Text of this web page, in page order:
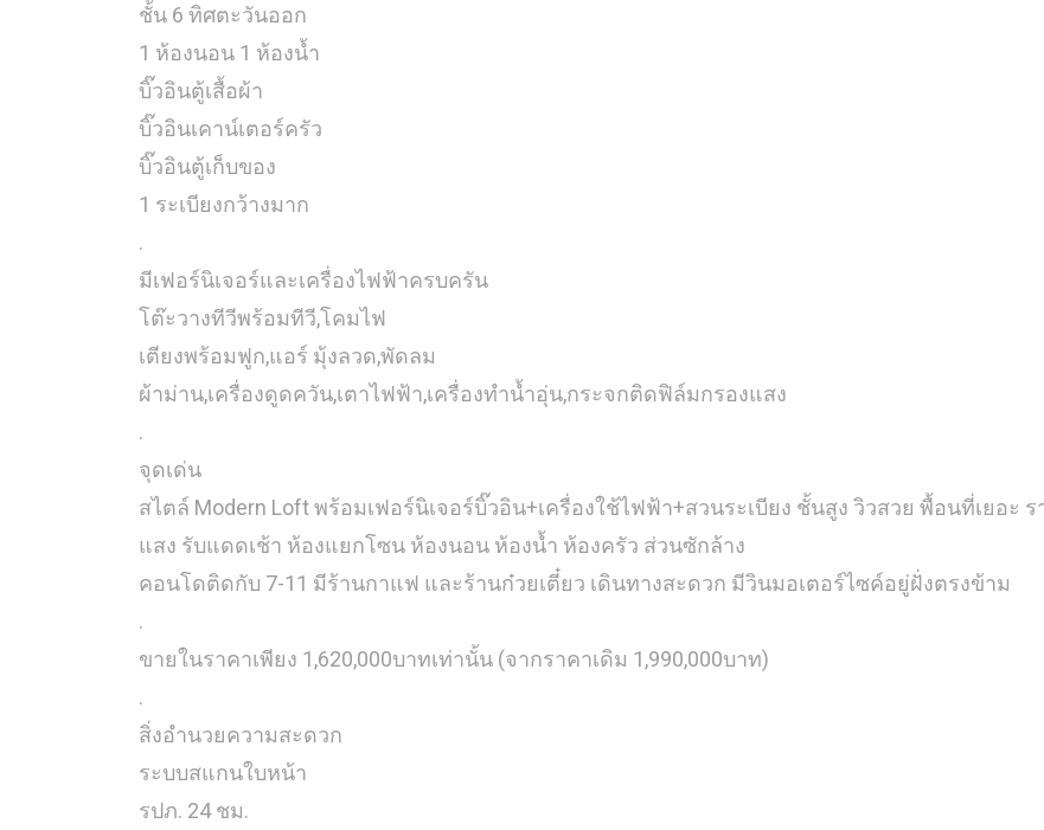
ชั้น 6 ทิศตะวันออก
1 ห้องนอน 1 ห้องน้ำ
บิ๊วอินตู้เสื้อผ้า
บิ๊วอินเคาน์เตอร์ครัว
บิ๊วอินตู้เก็บของ
1 ระเบียงกว้างมาก
.
มีเฟอร์นิเจอร์และเครื่องไฟฟ้าครบครัน
โต๊ะวางทีวีพร้อมทีวี,โคมไฟ
เตียงพร้อมฟูก,แอร์ มุ้งลวด,พัดลม
ผ้าม่าน,เครื่องดูดควัน,เตาไฟฟ้า,เครื่องทำน้ำอุ่น,กระจกติดฟิล์มกรองแสง
.
จุดเด่น
สไตล์ Modern Loft พร้อมเฟอร์นิเจอร์บิ๊วอิน+เครื่องใช้ไฟฟ้า+สวนระเบียง ชั้นสูง วิวสวย พื้อนที่เยอ
แสง รับแดดเช้า ห้องแยกโซน ห้องนอน ห้องน้ำ ห้องครัว ส่วนซักล้าง
คอนโดติดกับ 7-11 มีร้านกาแฟ และร้านก๋วยเตี๋ยว เดินทางสะดวก มีวินมอเตอร์ไซค์อยู่ฝั่งตรงข้าม
.
ขายในราคาเพียง 1,620,000บาทเท่านั้น (จากราคาเดิม 1,990,000บาท)
.
สิ่งอำนวยความสะดวก
ระบบสแกนใบหน้า
รปภ. 24 ชม.